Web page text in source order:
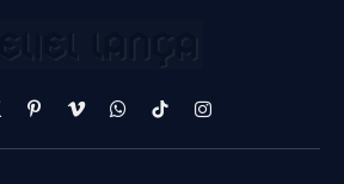
PinterestVimeoWhatsApp
TikTokInstagram